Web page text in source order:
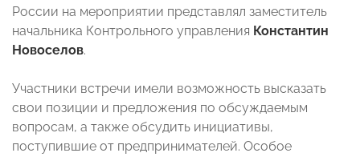
России на мероприятии представлял заместитель
начальника Контрольного управления Константин
Новоселов.
Участники встречи имели возможность высказать
свои позиции и предложения по обсуждаемым
вопросам, а также обсудить инициативы,
поступившие от предпринимателей. Особое